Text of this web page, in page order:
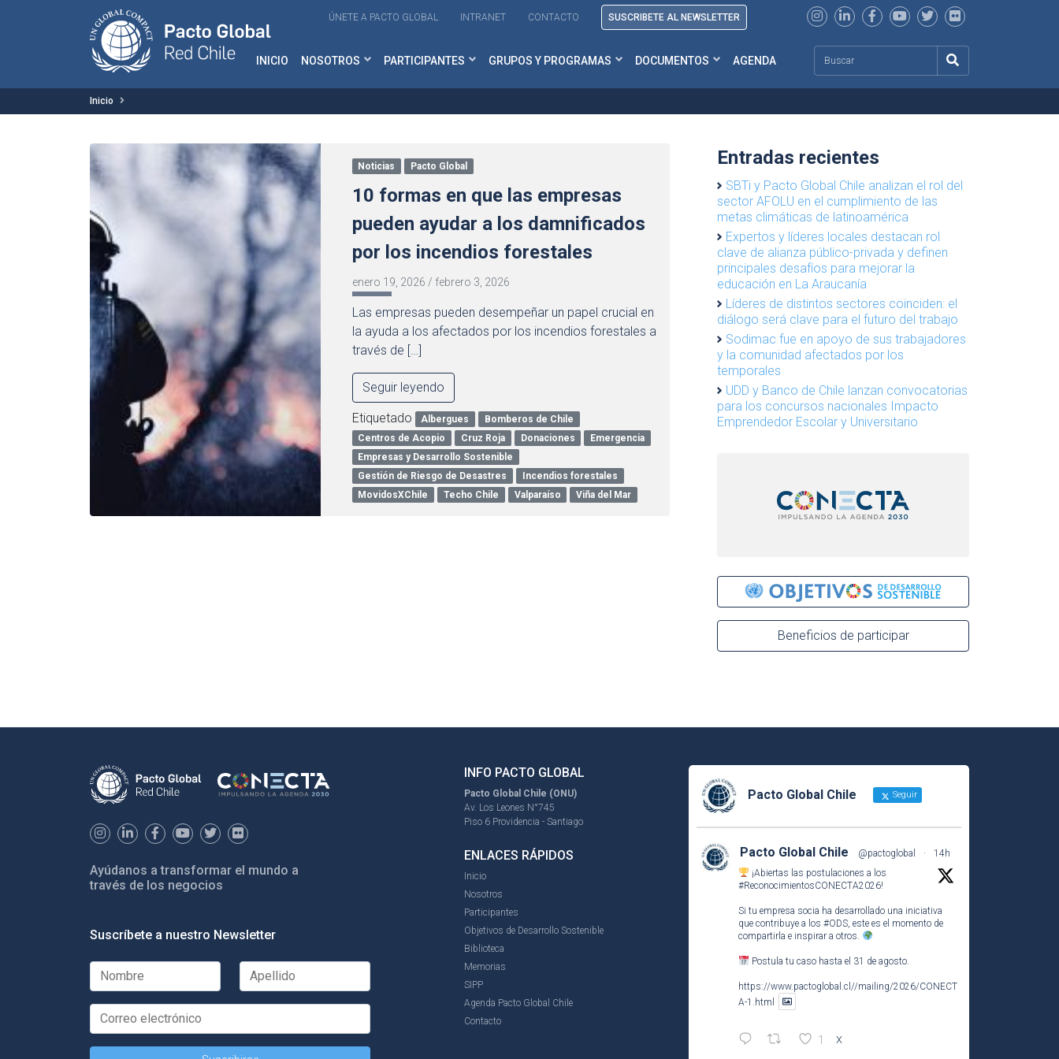
ÚNETE A PACTO GLOBAL INTRANET CONTACTO SUSCRIBETE AL NEWSLETTER
INICIO NOSOTROS PARTICIPANTES GRUPOS Y PROGRAMAS DOCUMENTOS AGENDA
Inicio
Noticias Pacto Global
10 formas en que las empresas
pueden ayudar a los damnificados
por los incendios forestales
enero 19, 2026 / febrero 3, 2026
Las empresas pueden desempeñar un papel crucial en
la ayuda a los afectados por los incendios forestales a
través de […]
Seguir leyendo
Etiquetado Albergues
Bomberos de Chile
Centros de Acopio
Cruz Roja Donaciones
Emergencia
Empresas y Desarrollo Sostenible
Gestión de Riesgo de Desastres
Incendios forestales
MovidosXChile
Techo Chile Valparaíso Viña del Mar
Entradas recientes
SBTi y Pacto Global Chile analizan el rol del
sector AFOLU en el cumplimiento de las
metas climáticas de latinoamérica
Expertos y líderes locales destacan rol
clave de alianza público-privada y definen
principales desafíos para mejorar la
educación en La Araucanía
Líderes de distintos sectores coinciden: el
diálogo será clave para el futuro del trabajo
Sodimac fue en apoyo de sus trabajadores
y la comunidad afectados por los
temporales
UDD y Banco de Chile lanzan convocatorias
para los concursos nacionales Impacto
Emprendedor Escolar y Universitario
Beneficios de participar
Ayúdanos a transformar el mundo a
través de los negocios
Suscríbete a nuestro Newsletter
INFO PACTO GLOBAL
Pacto Global Chile (ONU)
Av. Los Leones N°745
Piso 6 Providencia - Santiago
ENLACES RÁPIDOS
Inicio
Nosotros
Participantes
Objetivos de Desarrollo Sostenible
Biblioteca
Memorias
SIPP
Agenda Pacto Global Chile
Contacto
Pacto Global Chile Seguir
Pacto Global Chile @pactoglobal ·
14h
¡Abiertas las postulaciones a los
#ReconocimientosCONECTA2026!
Si tu empresa socia ha desarrollado una iniciativa
que contribuye a los #ODS, este es el momento de
compartirla e inspirar a otros.
Postula tu caso hasta el 31 de agosto.
https://www.pactoglobal.cl//mailing/2026/CONECT
A-1.html
1 X